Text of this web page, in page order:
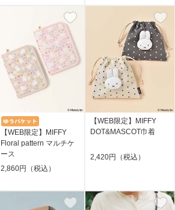
【WEB限定】MIFFY
Floral pattern マルチケ
ース
2,860円（税込）
【WEB限定】MIFFY
DOT&MASCOT巾着
2,420円（税込）